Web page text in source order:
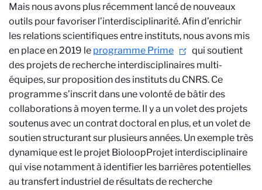
Mais nous avons plus récemment lancé de nouveaux
outils pour favoriser l’interdisciplinarité. Afin d’enrichir
les relations scientifiques entre instituts, nous avons mis
en place en 2019 le programme Prime
qui soutient
des projets de recherche interdisciplinaires multi-
équipes, sur proposition des instituts du CNRS. Ce
programme s’inscrit dans une volonté de bâtir des
collaborations à moyen terme. Il y a un volet des projets
soutenus avec un contrat doctoral en plus, et un volet de
soutien structurant sur plusieurs années. Un exemple très
dynamique est le projet BioloopProjet interdisciplinaire
qui vise notamment à identifier les barrières potentielles
au transfert industriel de résultats de recherche